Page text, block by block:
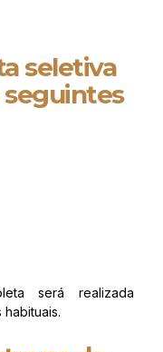
seletiva
seguintes
será realizada